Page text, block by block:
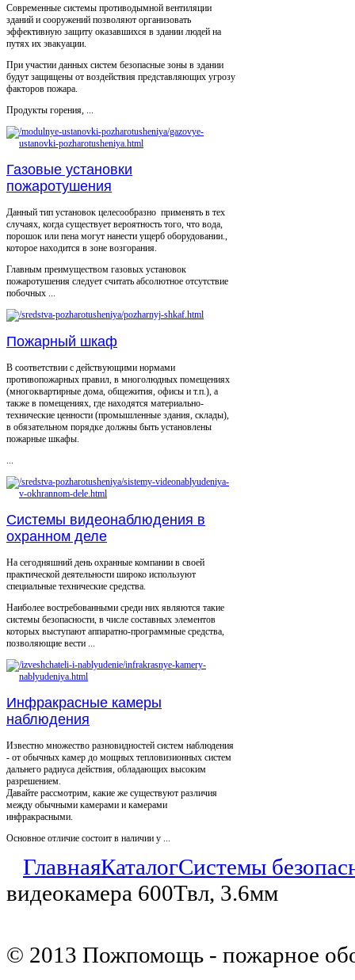
Современные системы противодымной вентиляции
зданий и сооружений позволяют организовать
эффективную защиту оказавшихся в здании людей на
путях их эвакуации.
При участии данных систем безопасные зоны в здании
будут защищены от воздействия представляющих угрозу
факторов пожара.
Продукты горения, ...
Газовые установки
пожаротушения
Данный тип установок целесообразно применять в тех
случаях, когда существует вероятность того, что вода,
порошок или пена могут нанести ущерб оборудовании.,
которое находится в зоне возгорания.
Главным преимуществом газовых установок
пожаротушения следует считать абсолютное отсутствие
побочных ...
Пожарный шкаф
В соответствии с действующими нормами
противопожарных правил, в многолюдных помещениях
(многоквартирные дома, общежития, офисы и т.п.), а
также в помещениях, где находятся материально-
технические ценности (промышленные здания, склады),
в обязательном порядке должны быть установлены
пожарные шкафы.
...
Системы видеонаблюдения в
охранном деле
На сегодняшний день охранные компании в своей
практической деятельности широко используют
специальные технические средства.
Наиболее востребованными среди них являются такие
системы безопасности, в числе составных элементов
которых выступают аппаратно-программные средства,
позволяющие вести ...
Инфракрасные камеры
наблюдения
Известно множество разновидностей систем наблюдения
- от обычных камер до мощных тепловизионных систем
дальнего радиуса действия, обладающих высоким
разрешением.
Давайте рассмотрим, какие же существуют различия
между обычными камерами и камерами
инфракрасными.
Основное отличие состоит в наличии у ...
ГлавнаяКаталогСистемы
видеокамера 600Твл, 3.6мм
© 2013 Пожпомощь - пожарное